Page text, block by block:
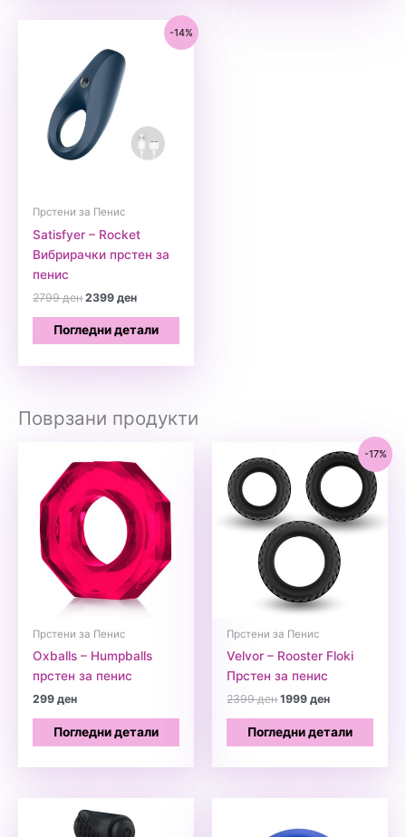
-14%
Прстени за Пенис
Satisfyer – Rocket
Вибрирачки прстен за
пенис
2799денOriginal
was:
2799 ден.
2399денCurrent
is:
Погледни детали
Поврзани продукти
Прстени за Пенис
Oxballs – Humpballs
прстен за пенис
299ден
Погледни детали
-17%
Прстени за Пенис
Velvor – Rooster Floki
Прстен за пенис
2399денOriginal
was:
2399 ден.
1999денCurrent
is:
Погледни детали